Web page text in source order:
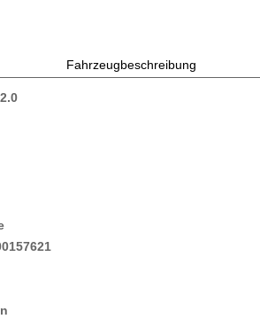
Fahrzeugbeschreibung